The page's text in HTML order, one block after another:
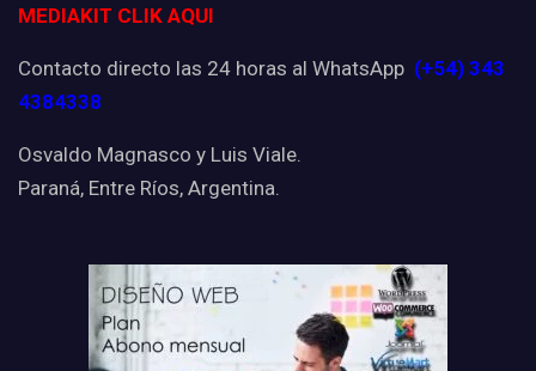
MEDIAKIT CLIK AQUI
Contacto directo las 24 horas al WhatsApp (+54) 343
4384338
Osvaldo Magnasco y Luis Viale.
Paraná, Entre Ríos, Argentina.